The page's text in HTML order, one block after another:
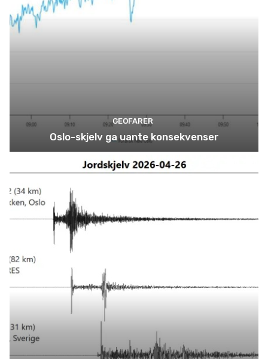
GEOFARER
Oslo-skjelv ga uante konsekvenser